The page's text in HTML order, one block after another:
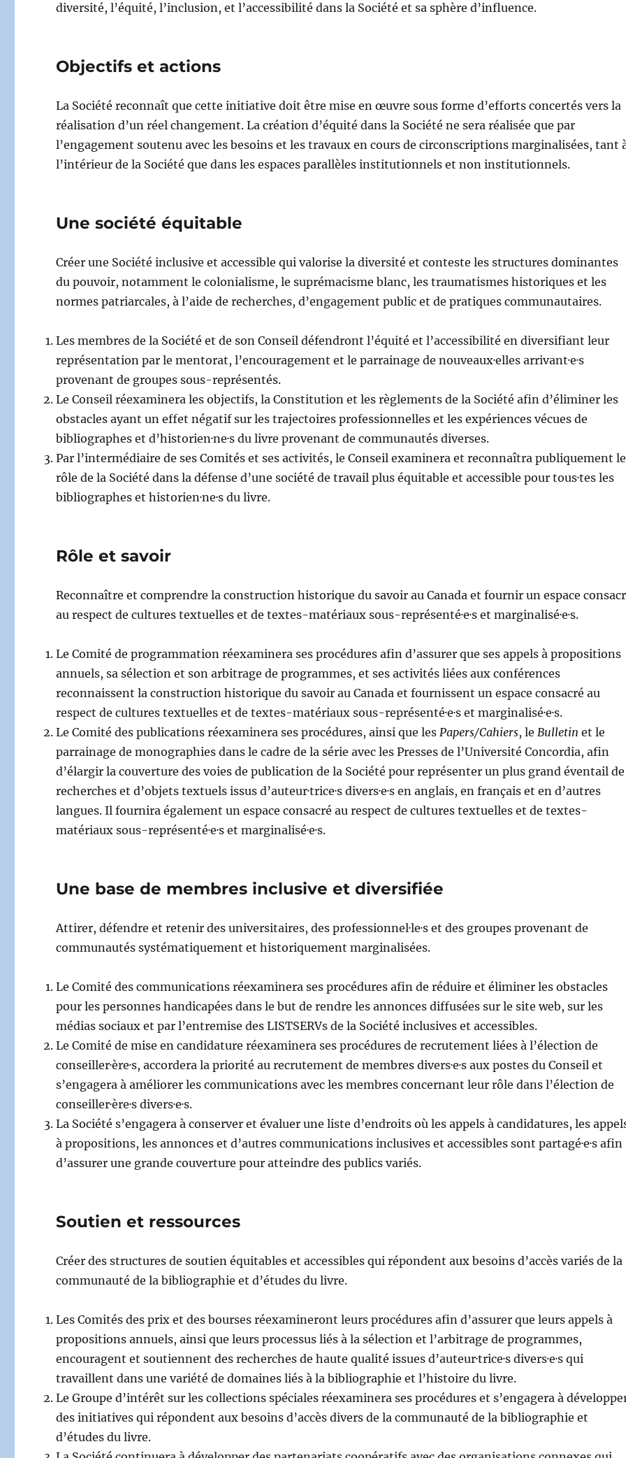
diversité, l’équité, l’inclusion, et l’accessibilité dans la Société et sa sphère d’influence.
Objectifs et actions
La Société reconnaît que cette initiative doit être mise en œuvre sous forme d’efforts concertés vers la
réalisation d’un réel changement. La création d’équité dans la Société ne sera réalisée que par
l’engagement soutenu avec les besoins et les travaux en cours de circonscriptions marginalisées, tant
l’intérieur de la Société que dans les espaces parallèles institutionnels et non institutionnels.
Une société équitable
Créer une Société inclusive et accessible qui valorise la diversité et conteste les structures dominantes
du pouvoir, notamment le colonialisme, le suprémacisme blanc, les traumatismes historiques et les
normes patriarcales, à l’aide de recherches, d’engagement public et de pratiques communautaires.
Les membres de la Société et de son Conseil défendront l’équité et l’accessibilité en diversifiant leur
représentation par le mentorat, l’encouragement et le parrainage de nouveaux·elles arrivant·e·s
provenant de groupes sous-représentés.
Le Conseil réexaminera les objectifs, la Constitution et les règlements de la Société afin d’éliminer les
obstacles ayant un effet négatif sur les trajectoires professionnelles et les expériences vécues de
bibliographes et d’historien·ne·s du livre provenant de communautés diverses.
Par l’intermédiaire de ses Comités et ses activités, le Conseil examinera et reconnaîtra publiquement le
rôle de la Société dans la défense d’une société de travail plus équitable et accessible pour tous·tes les
bibliographes et historien·ne·s du livre.
Rôle et savoir
Reconnaître et comprendre la construction historique du savoir au Canada et fournir un espace
au respect de cultures textuelles et de textes-matériaux sous-représenté·e·s et marginalisé·e·s.
Le Comité de programmation réexaminera ses procédures afin d’assurer que ses appels à propositions
annuels, sa sélection et son arbitrage de programmes, et ses activités liées aux conférences
reconnaissent la construction historique du savoir au Canada et fournissent un espace consacré au
respect de cultures textuelles et de textes-matériaux sous-représenté·e·s et marginalisé·e·s.
Le Comité des publications réexaminera ses procédures, ainsi que lesPapers/Cahiers, leBulletin et le
parrainage de monographies dans le cadre de la série avec les Presses de l’Université Concordia, afin
d’élargir la couverture des voies de publication de la Société pour représenter un plus grand éventail de
recherches et d’objets textuels issus d’auteur·trice·s divers·e·s en anglais, en français et en d’autres
langues. Il fournira également un espace consacré au respect de cultures textuelles et de textes-
matériaux sous-représenté·e·s et marginalisé·e·s.
Une base de membres inclusive et diversifiée
Attirer, défendre et retenir des universitaires, des professionnel·le·s et des groupes provenant de
communautés systématiquement et historiquement marginalisées.
Le Comité des communications réexaminera ses procédures afin de réduire et éliminer les obstacles
pour les personnes handicapées dans le but de rendre les annonces diffusées sur le site web, sur les
médias sociaux et par l’entremise des LISTSERVs de la Société inclusives et accessibles.
Le Comité de mise en candidature réexaminera ses procédures de recrutement liées à l’élection de
conseiller·ère·s, accordera la priorité au recrutement de membres divers·e·s aux postes du Conseil et
s’engagera à améliorer les communications avec les membres concernant leur rôle dans l’élection de
conseiller·ère·s divers·e·s.
La Société s’engagera à conserver et évaluer une liste d’endroits où les appels à candidatures, les
à propositions, les annonces et d’autres communications inclusives et accessibles sont partagé·e·s afin
d’assurer une grande couverture pour atteindre des publics variés.
Soutien et ressources
Créer des structures de soutien équitables et accessibles qui répondent aux besoins d’accès variés de la
communauté de la bibliographie et d’études du livre.
Les Comités des prix et des bourses réexamineront leurs procédures afin d’assurer que leurs appels à
propositions annuels, ainsi que leurs processus liés à la sélection et l’arbitrage de programmes,
encouragent et soutiennent des recherches de haute qualité issues d’auteur·trice·s divers·e·s qui
travaillent dans une variété de domaines liés à la bibliographie et l’histoire du livre.
Le Groupe d’intérêt sur les collections spéciales réexaminera ses procédures et s’engagera à
des initiatives qui répondent aux besoins d’accès divers de la communauté de la bibliographie et
d’études du livre.